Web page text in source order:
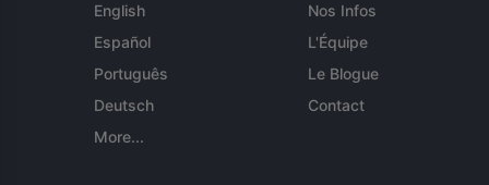
English
Español
Português
Deutsch
More...
Nos Infos
L'Équipe
Le Blogue
Contact